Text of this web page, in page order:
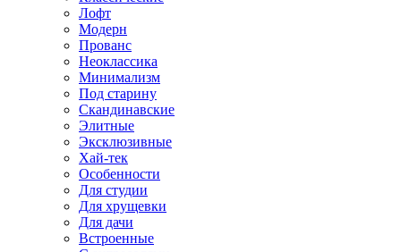
Лофт
Модерн
Прованс
Неоклассика
Минимализм
Под старину
Скандинавские
Элитные
Эксклюзивные
Хай-тек
Особенности
Для студии
Для хрущевки
Для дачи
Встроенные